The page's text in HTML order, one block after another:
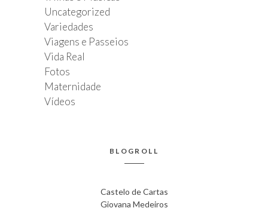
Uncategorized
Variedades
Viagens e Passeios
Vida Real
Fotos
Maternidade
Vídeos
BLOGROLL
Castelo de Cartas
Giovana Medeiros